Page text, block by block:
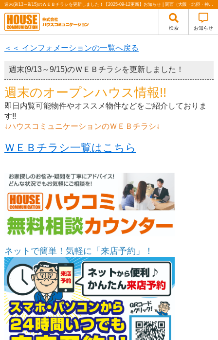
週末(9/13～9/15)のＷＥＢチラシを更新しました！【2025-09-12更新】お知らせ | 関西（大阪・北摂・神戸）・関東（東京）で不動産の購入・売却、注文住宅、リノベーションの事なら株式会社ハウスコミュニケーション
検索 お知らせ
＜＜ インフォメーションの一覧へ戻る
週末(9/13～9/15)のＷＥＢチラシを更新しました！
週末のオープンハウス情報!!
即日内覧可能物件やオススメ物件などをご紹介しておりま
す!!
↓ハウスコミュニケーションのＷＥＢチラシ↓
ＷＥＢチラシ一覧はこちら
ネットで簡単！気軽に「来店予約」！